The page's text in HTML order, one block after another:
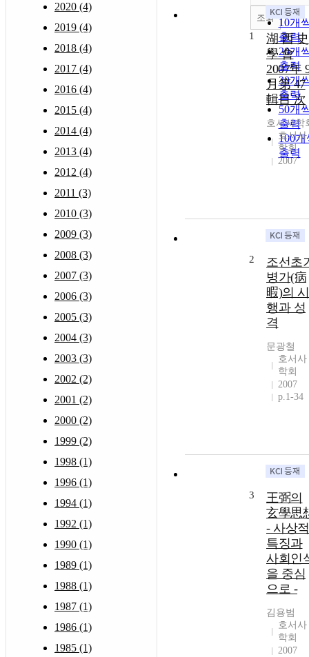
2020 (4)
2019 (4)
2018 (4)
2017 (4)
2016 (4)
2015 (4)
2014 (4)
2013 (4)
2012 (4)
2011 (3)
2010 (3)
2009 (3)
2008 (3)
2007 (3)
2006 (3)
2005 (3)
2004 (3)
2003 (3)
2002 (2)
2001 (2)
2000 (2)
1999 (2)
1998 (1)
1996 (1)
1994 (1)
1992 (1)
1990 (1)
1989 (1)
1988 (1)
1987 (1)
1986 (1)
1985 (1)
10개
출력
20개
출력
30개
출력
50개
출력
100개
출력
조회
1
湖 西 史
學 會
2007年
月第 47
輯目 次
호서사학
호서사
학회
2007
2
조선초
병가(病
暇)의 시
행과 성
격
문광철
호서사
학회
2007
p.1-34
3
王弼의
玄學思
- 사상적
특징과
사회인
을 중심
으로 -
김용범
호서사
학회
2007